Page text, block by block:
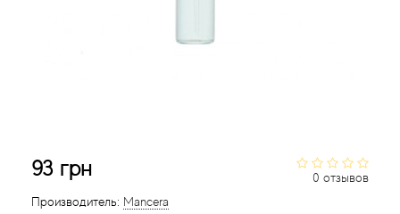
0 отзывов
93 грн
Производитель: Mancera
Afnan